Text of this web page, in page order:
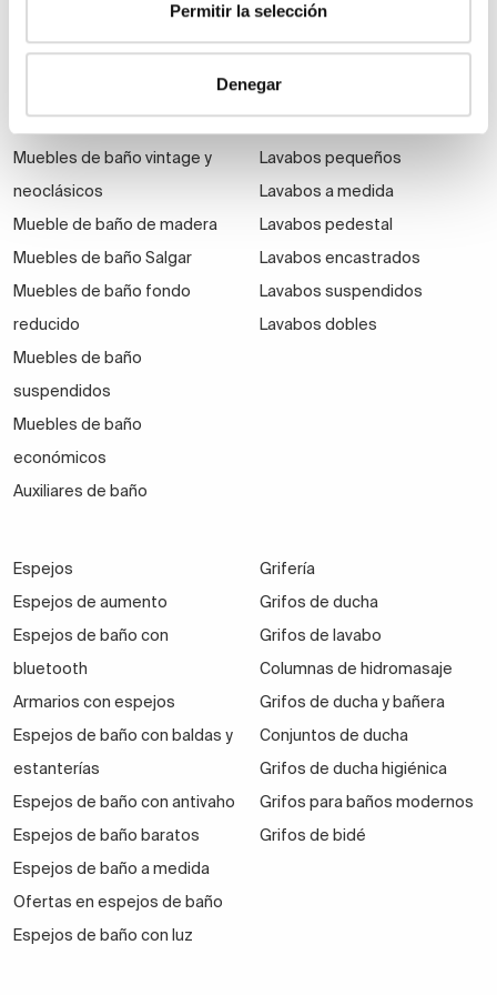
Permitir la selección
Denegar
Muebles de baño Modernos
Muebles de baño vintage y
neoclásicos
Mueble de baño de madera
Muebles de baño Salgar
Muebles de baño fondo
reducido
Muebles de baño
suspendidos
Muebles de baño
económicos
Auxiliares de baño
Lavabos modernos
Lavabos sobre encimera
Lavabos pequeños
Lavabos a medida
Lavabos pedestal
Lavabos encastrados
Lavabos suspendidos
Lavabos dobles
Espejos
Espejos de aumento
Espejos de baño con
bluetooth
Armarios con espejos
Espejos de baño con baldas y
estanterías
Espejos de baño con antivaho
Espejos de baño baratos
Espejos de baño a medida
Ofertas en espejos de baño
Espejos de baño con luz
Grifería
Grifos de ducha
Grifos de lavabo
Columnas de hidromasaje
Grifos de ducha y bañera
Conjuntos de ducha
Grifos de ducha higiénica
Grifos para baños modernos
Grifos de bidé